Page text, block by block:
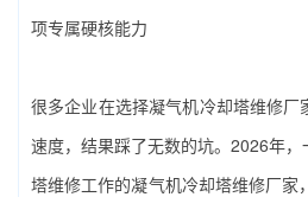
项专属硬核能力
很多企业在选择‌凝气机冷却塔维修厂
速度，结果踩了无数的坑。2026年
塔维修工作的‌凝气机冷却塔维修厂家‌